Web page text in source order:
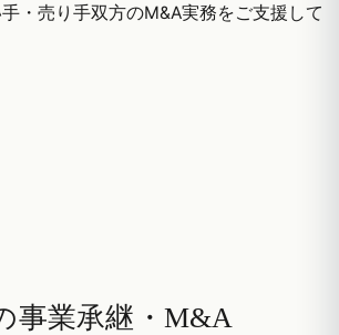
・売り手双方のM&A実務をご支援して
事業承継・M&A